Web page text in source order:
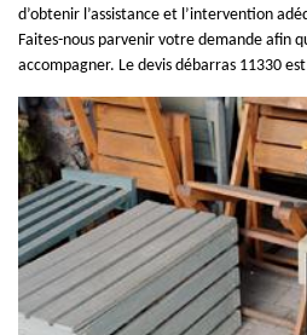
d’obtenir l’assistance et l’intervention
Faites-nous parvenir votre demande afin
accompagner. Le devis débarras 11330